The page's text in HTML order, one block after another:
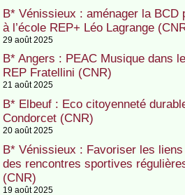
B* Vénissieux : aménager la BCD
à l’école REP+ Léo Lagrange
29 août 2025
B* Angers : PEAC Musique dans
REP Fratellini (CNR)
21 août 2025
B* Elbeuf : Eco citoyenneté
Condorcet (CNR)
20 août 2025
B* Vénissieux : Favoriser les
des rencontres sportives
(CNR)
19 août 2025